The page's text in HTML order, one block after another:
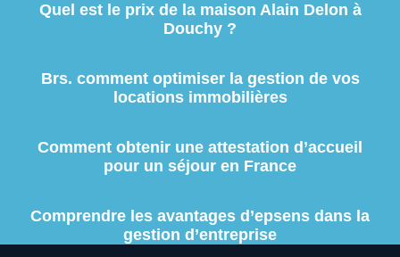
Quel est le prix de la maison Alain Delon à
Douchy ?
Brs. comment optimiser la gestion de vos
locations immobilières
Comment obtenir une attestation d’accueil
pour un séjour en France
Comprendre les avantages d’epsens dans la
gestion d’entreprise